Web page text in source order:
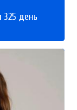
325 день